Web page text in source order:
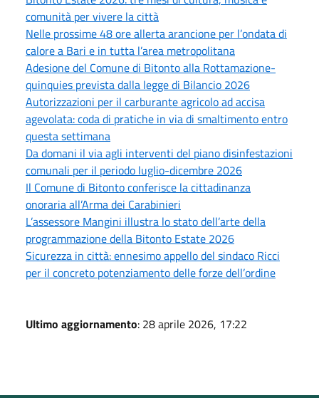
comunità per vivere la città
Nelle prossime 48 ore allerta arancione per l’ondata di
calore a Bari e in tutta l’area metropolitana
Adesione del Comune di Bitonto alla Rottamazione-
quinquies prevista dalla legge di Bilancio 2026
Autorizzazioni per il carburante agricolo ad accisa
agevolata: coda di pratiche in via di smaltimento entro
questa settimana
Da domani il via agli interventi del piano disinfestazioni
comunali per il periodo luglio-dicembre 2026
Il Comune di Bitonto conferisce la cittadinanza
onoraria all’Arma dei Carabinieri
L’assessore Mangini illustra lo stato dell’arte della
programmazione della Bitonto Estate 2026
Sicurezza in città: ennesimo appello del sindaco Ricci
per il concreto potenziamento delle forze dell’ordine
Ultimo aggiornamento: 28 aprile 2026, 17:22